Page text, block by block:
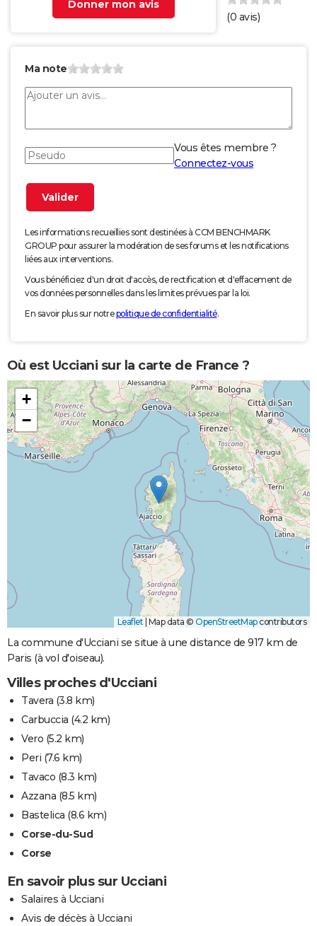
Donner mon avis
(0 avis)
Ma note
Vous êtes membre ?
Connectez-vous
Les informations recueillies sont destinées à CCM BENCHMARK
GROUP pour assurer la modération de ses forums et les notifications
liées aux interventions.
Vous bénéficiez d'un droit d'accès, de rectification et d'effacement de
vos données personnelles dans les limites prévues par la loi.
En savoir plus sur notrepolitique de confidentialité.
Où est Ucciani sur la carte de France ?
+
−
Leaflet Map data © OpenStreetMapcontributors
La commune d'Ucciani se situe à une distance de 917 km de
Paris (à vol d'oiseau).
Villes proches d'Ucciani
Tavera (3.8 km)
Carbuccia (4.2 km)
Vero (5.2 km)
Peri (7.6 km)
Tavaco (8.3 km)
Azzana (8.5 km)
Bastelica (8.6 km)
Corse-du-Sud
Corse
En savoir plus sur Ucciani
Salaires à Ucciani
Avis de décès à Ucciani